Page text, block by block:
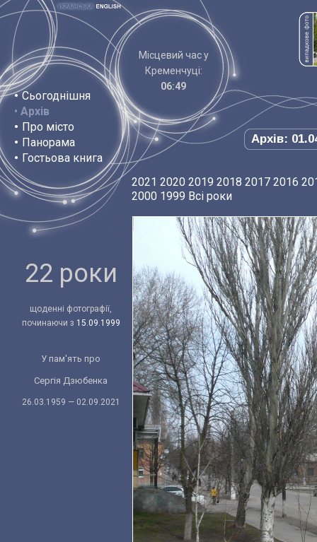
• Сьогоднішня
• Архів
• Про місто
• Панорама
• Гостьова книга
Місцевий час у
Кременчуці:
06:49
Архів:
22 роки
щоденні фотографії,
починаючи з 15.09.1999
У пам'ять про
Сергія Дзюбенка
26.03.1959 — 02.09.2021
2021 2020 2019 2018 2017 2016
2000 1999 Всі роки